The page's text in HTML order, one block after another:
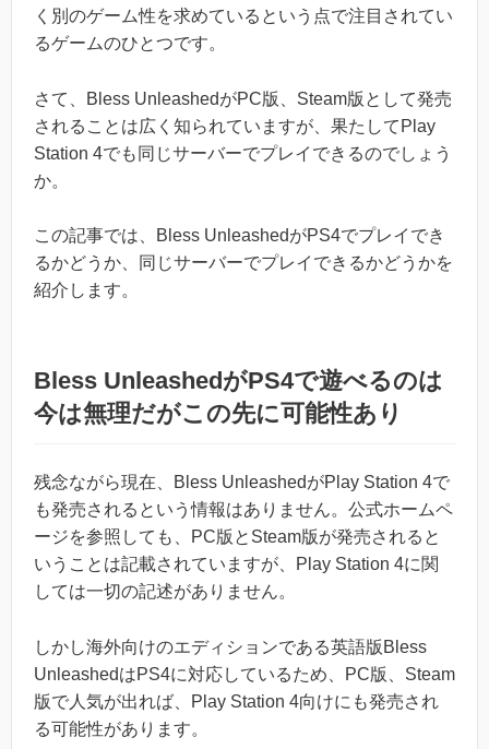
く別のゲーム性を求めているという点で注目されてい
るゲームのひとつです。
さて、Bless UnleashedがPC版、Steam版として発売
されることは広く知られていますが、果たしてPlay
Station 4でも同じサーバーでプレイできるのでしょう
か。
この記事では、Bless UnleashedがPS4でプレイでき
るかどうか、同じサーバーでプレイできるかどうかを
紹介します。
Bless UnleashedがPS4で遊べるのは
今は無理だがこの先に可能性あり
残念ながら現在、Bless UnleashedがPlay Station 4で
も発売されるという情報はありません。公式ホームペ
ージを参照しても、PC版とSteam版が発売されると
いうことは記載されていますが、Play Station 4に関
しては一切の記述がありません。
しかし海外向けのエディションである英語版Bless
UnleashedはPS4に対応しているため、PC版、Steam
版で人気が出れば、Play Station 4向けにも発売され
る可能性があります。